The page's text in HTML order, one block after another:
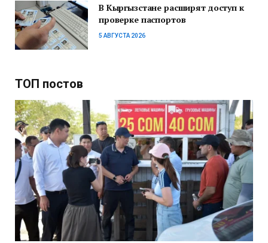
В Кыргызстане расширят доступ к
проверке паспортов
5 АВГУСТА 2026
ТОП постов